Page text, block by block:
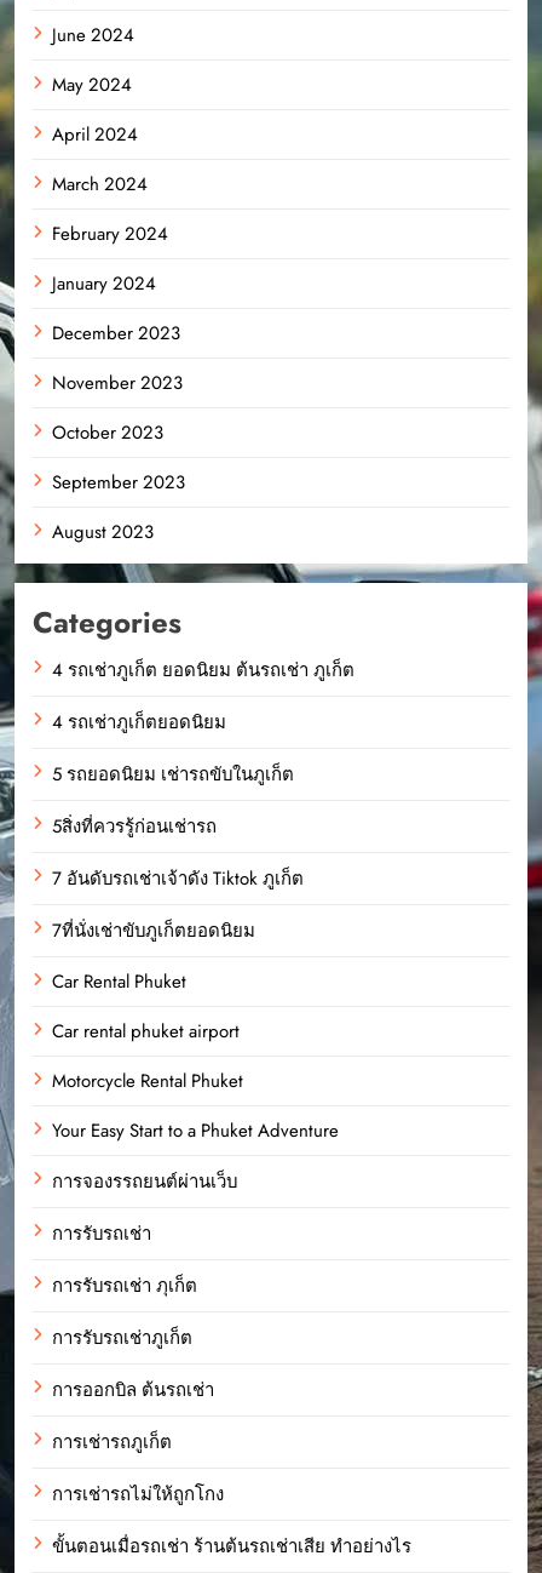
June 2024
May 2024
April 2024
March 2024
February 2024
January 2024
December 2023
November 2023
October 2023
September 2023
August 2023
Categories
4 รถเช่าภูเก็ต ยอดนิยม ต้นรถเช่า ภูเก็ต
4 รถเช่าภูเก็ตยอดนิยม
5 รถยอดนิยม เช่ารถขับในภูเก็ต
5สิ่งที่ควรรู้ก่อนเช่ารถ
7 อันดับรถเช่าเจ้าดัง Tiktok ภูเก็ต
7ที่นั่งเช่าขับภูเก็ตยอดนิยม
Car Rental Phuket
Car rental phuket airport
Motorcycle Rental Phuket
Your Easy Start to a Phuket Adventure
การจองรรถยนต์ผ่านเว็บ
การรับรถเช่า
การรับรถเช่า ภุเก็ต
การรับรถเช่าภูเก็ต
การออกบิล ต้นรถเช่า
การเช่ารถภูเก็ต
การเช่ารถไม่ให้ถูกโกง
ขั้นตอนเมื่อรถเช่า ร้านต้นรถเช่าเสีย ทำอย่างไร